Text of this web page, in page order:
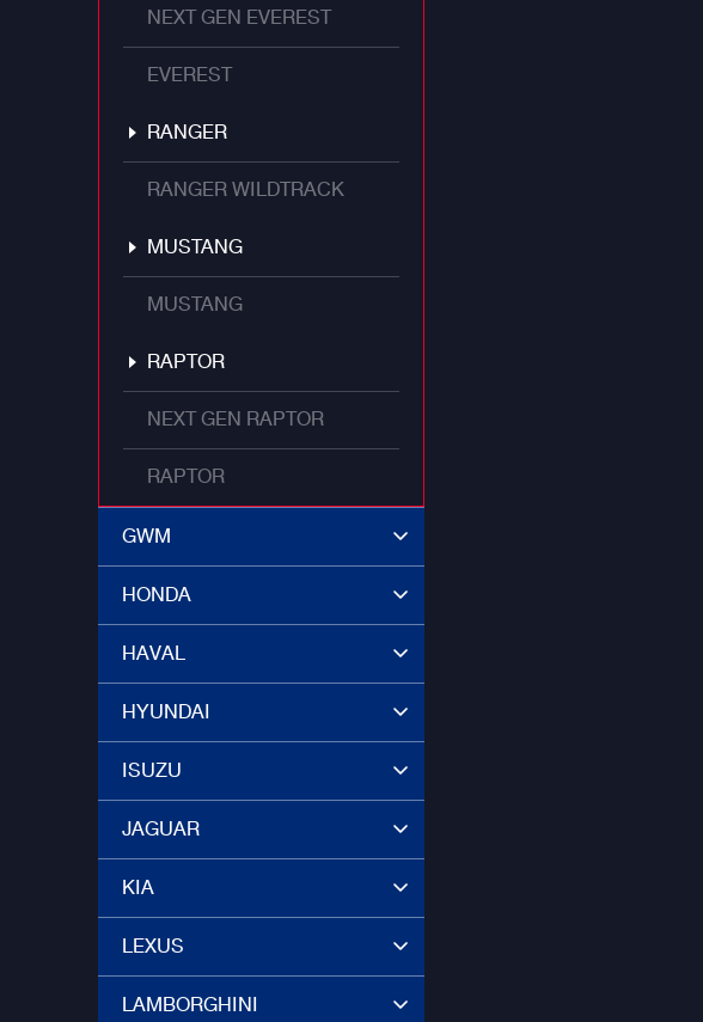
NEXT GEN EVEREST
EVEREST
RANGER
RANGER WILDTRACK
MUSTANG
MUSTANG
RAPTOR
NEXT GEN RAPTOR
RAPTOR
GWM
HONDA
HAVAL
HYUNDAI
ISUZU
JAGUAR
KIA
LEXUS
LAMBORGHINI